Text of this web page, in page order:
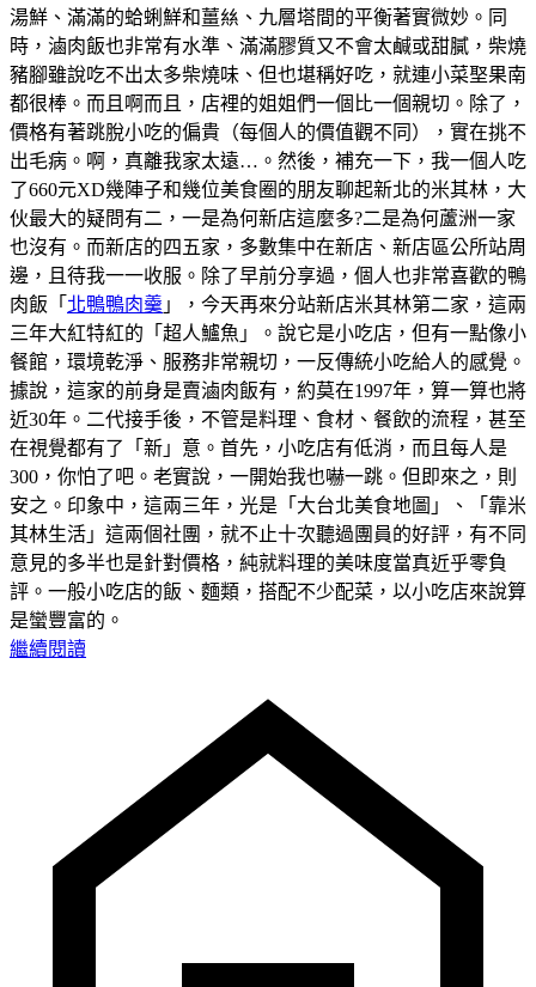
湯鮮、滿滿的蛤蜊鮮和薑𢇃、九層塔間的平衡著實微妙。同
時，滷肉飯也非常有水準、滿滿膠質又不會太鹹或甜膩，柴燒
豬腳雖說吃不出太多柴燒味、但也堪稱好吃，就連小菜埾果南
都很棒。而且啊而且，店裡的姐姐們一個比一個親切。除了，
價格有著跳脫小吃的偏貴（每個人的價值觀不同），實在挑不
出毛病。啊，真離我家太遠…。然後，補充一下，我一個人吃
了660元XD幾陣子和幾位美食圈的朋友聊起新北的米其林，大
伙最大的疑問有二，一是為何新店這麼多?二是為何蘆洲一家
也沒有。而新店的四五家，多數集中在新店、新店區公所站周
邊，且待我一一收服。除了早前分享過，個人也非常喜歡的鴨
肉飯「 北鴨鴨肉羹 」，今天再來分站新店米其林第二家，這兩
三年大紅特紅的「超人鱸魚」。說它是小吃店，但有一點像小
餐館，環境乾淨、服務非常親切，一反傳統小吃給人的感覺。
據說，這家的前身是賣滷肉飯有，約莫在1997年，算一算也將
近30年。二代接手後，不管是料理、食材、餐飲的流程，甚至
在視覺都有了「新」意。首先，小吃店有低消，而且每人是
300，你怕了吧。老實說，一開始我也嚇一跳。但即來之，則
安之。印象中，這兩三年，光是「大台北美食地圖」、「靠米
其林生活」這兩個社團，就不止十次聽過團員的好評，有不同
意見的多半也是針對價格，純就料理的美味度當真近乎零負
評。一般小吃店的飯、麵類，搭配不少配菜，以小吃店來說算
是蠻豐富的。
繼續閱讀